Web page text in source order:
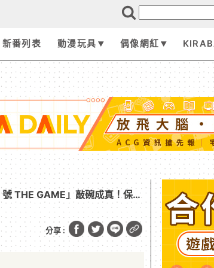
新番列表 動漫玩具 偶像網紅
THE GAME」敲碗成真！保科
終於實裝！可獲得 1,500 以上次
來］也同步開放！
分享 :